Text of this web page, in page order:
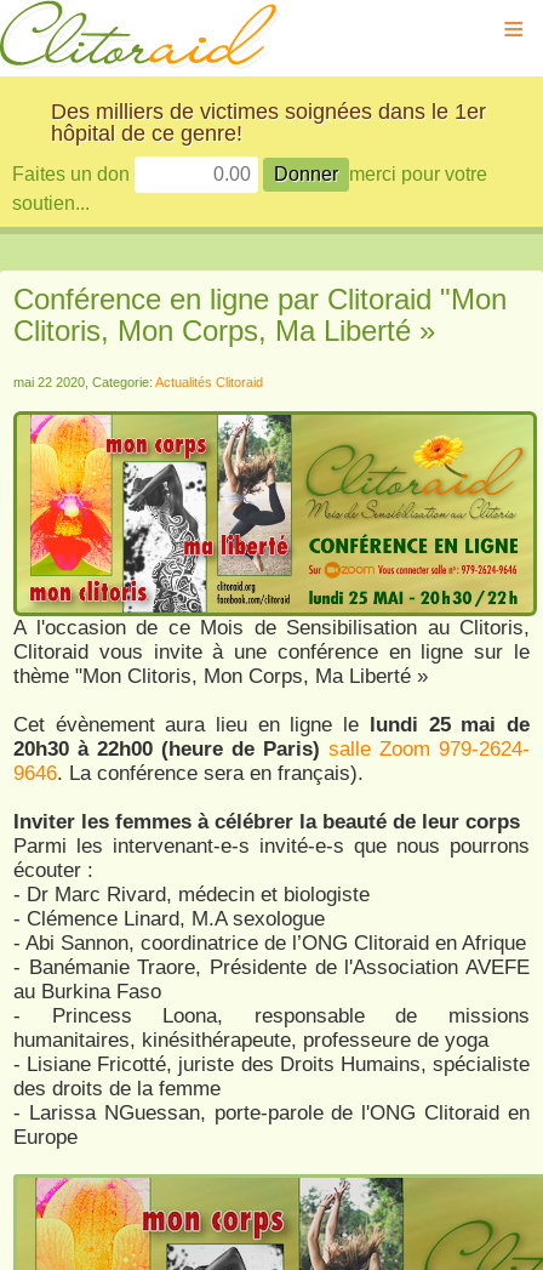
≡
Des milliers de victimes soignées dans le 1er
hôpital de ce genre!
Faites un don
merci pour votre
soutien...
Conférence en ligne par Clitoraid "Mon
Clitoris, Mon Corps, Ma Liberté »
mai 22 2020, Categorie: Actualités Clitoraid
A l'occasion de ce Mois de Sensibilisation au Clitoris,
Clitoraid vous invite à une conférence en ligne sur le
thème "Mon Clitoris, Mon Corps, Ma Liberté »
Cet évènement aura lieu en ligne le lundi 25 mai de
20h30 à 22h00 (heure de Paris) salle Zoom 979-2624-
9646. La conférence sera en français).
Inviter les femmes à célébrer la beauté de leur corps
Parmi les intervenant-e-s invité-e-s que nous pourrons
écouter :
- Dr Marc Rivard, médecin et biologiste
- Clémence Linard, M.A sexologue
- Abi Sannon, coordinatrice de l’ONG Clitoraid en Afrique
- Banémanie Traore, Présidente de l'Association AVEFE
au Burkina Faso
- Princess Loona, responsable de missions
humanitaires, kinésithérapeute, professeure de yoga
- Lisiane Fricotté, juriste des Droits Humains, spécialiste
des droits de la femme
- Larissa NGuessan, porte-parole de l'ONG Clitoraid en
Europe